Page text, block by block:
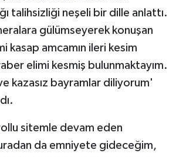
talihsizliği neşeli bir dille anlattı.
gülümseyerek konuşan
kasap amcamın ileri kesim
elimi kesmiş bulunmaktayım.
kazasız bayramlar diliyorum'
sitemle devam eden
da emniyete gideceğim,